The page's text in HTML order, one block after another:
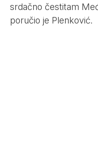
srdačno čestitam
poručio je Plenković.